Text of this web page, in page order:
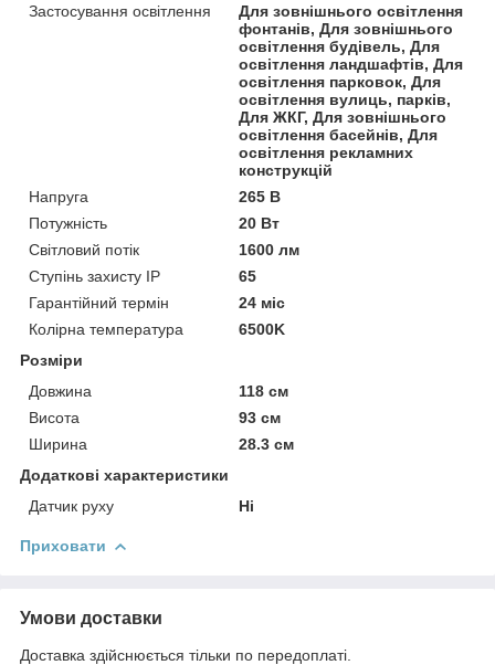
Застосування освітлення
Для зовнішнього освітлення
фонтанів, Для зовнішнього
освітлення будівель, Для
освітлення ландшафтів, Для
освітлення парковок, Для
освітлення вулиць, парків,
Для ЖКГ, Для зовнішнього
освітлення басейнів, Для
освітлення рекламних
конструкцій
Напруга
265 В
Потужність
20 Вт
Світловий потік
1600 лм
Ступінь захисту IP
65
Гарантійний термін
24 міс
Колірна температура
6500K
Розміри
Довжина
118 см
Висота
93 см
Ширина
28.3 см
Додаткові характеристики
Датчик руху
Ні
Приховати
Умови доставки
Доставка здійснюється тільки по передоплаті.